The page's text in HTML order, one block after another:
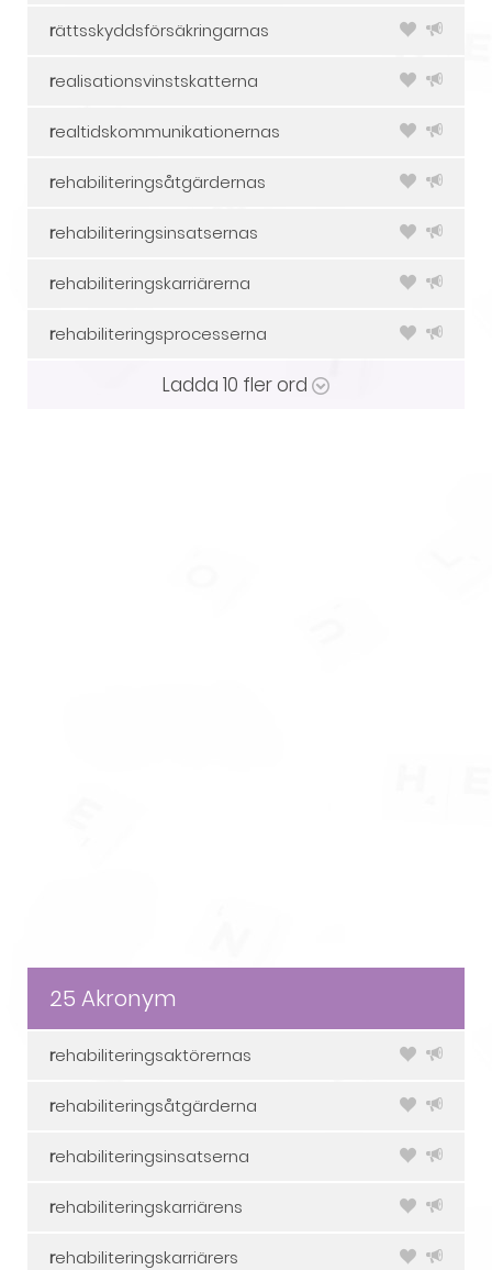
rättsskyddsförsäkringarnas
realisationsvinstskatterna
realtidskommunikationernas
rehabiliteringsåtgärdernas
rehabiliteringsinsatsernas
rehabiliteringskarriärerna
rehabiliteringsprocesserna
Ladda 10 fler ord
25 Akronym
rehabiliteringsaktörernas
rehabiliteringsåtgärderna
rehabiliteringsinsatserna
rehabiliteringskarriärens
rehabiliteringskarriärers